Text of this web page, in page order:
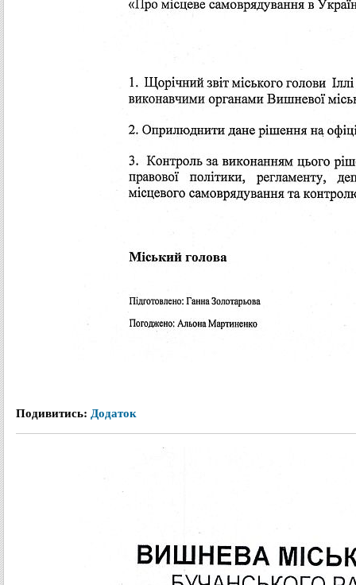
Подивитись: Додаток